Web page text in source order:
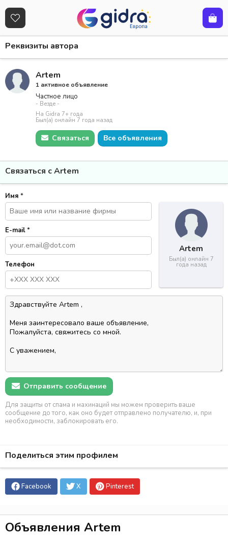
Реквизиты автора
Artem
1 активное объявление
Частное лицо
- Везде -
На Gidra 7+ года
Был(а) онлайн 7 года назад
Связаться Все объявления
Связаться с Artem
Artem
Был(а) онлайн 7
года назад
Имя *
E-mail*
Телефон
Отправить сообщение
Для защиты от спама и махинаций мы можем проверить ваше
сообщение до того, как оно будет отправлено получателю, и, при
необходимости, заблокировать его.
Поделиться этим профилем
Facebook X Pinterest
Объявления Artem